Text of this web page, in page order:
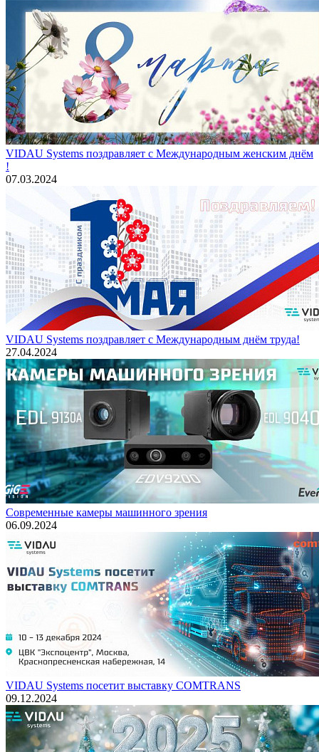
VIDAU Systems поздравляет с Международным женским днём
!
07.03.2024
VIDAU Systems поздравляет с Международным днём труда!
27.04.2024
Современные камеры машинного зрения
06.09.2024
VIDAU Systems посетит выставку COMTRANS
09.12.2024